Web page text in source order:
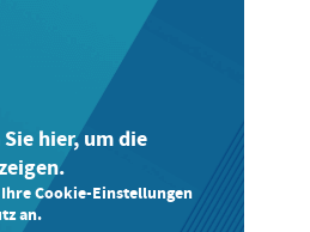
hier, um die
Cookie-Einstellungen
an.